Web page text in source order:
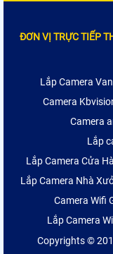
ĐƠN VỊ TRỰC TIẾP
Lắp Camera
Camera
Camera
Lắp
Lắp Camera Cửa
Lắp Camera Nhà
Camera Wifi
Lắp Camera
Copyrights ©